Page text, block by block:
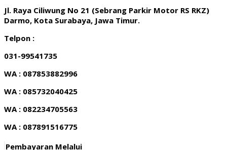
Jl. Raya Ciliwung No 21 (Sebrang Parkir Motor RS RKZ)
Darmo, Kota Surabaya, Jawa Timur.
Telpon :
031-99541735
WA : 087853882996
WA : 085732040425
WA : 082234705563
WA : 087891516775
Pembayaran Melalui